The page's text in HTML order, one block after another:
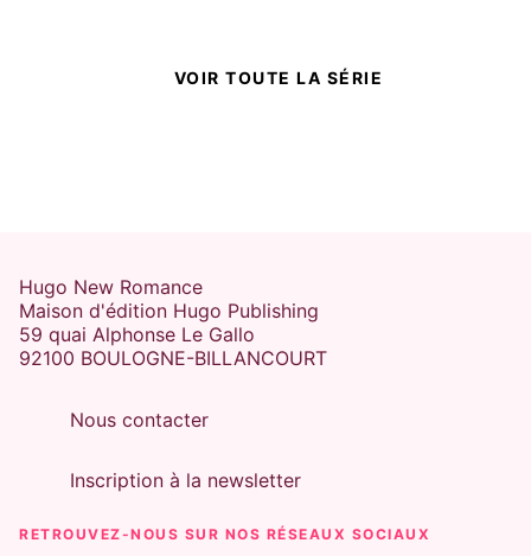
VOIR TOUTE LA SÉRIE
Hugo New Romance
Maison d'édition Hugo Publishing
59 quai Alphonse Le Gallo
92100 BOULOGNE-BILLANCOURT
Nous contacter
Inscription à la newsletter
RETROUVEZ-NOUS SUR NOS RÉSEAUX SOCIAUX